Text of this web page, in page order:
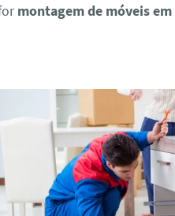
montagem de móveis